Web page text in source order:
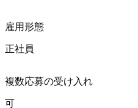
雇用形態
正社員
複数応募の受け入れ
可